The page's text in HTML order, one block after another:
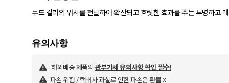
누드 컬러의 워시를 전달하여 확산되고 흐릿한 효과를 주는 투명하고
유의사항
해외배송 제품의 관부가세 유의사항 확인 필수!
파손 위험 / 택배사 과실로 인한 파손은 환불 X